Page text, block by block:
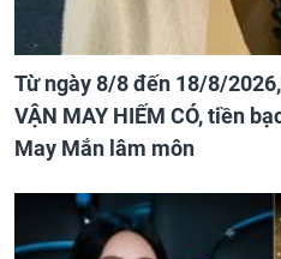
Từ ngày 8/8 đến 18/8/
VẬN MAY HIẾM CÓ, tiền
May Mắn lâm môn